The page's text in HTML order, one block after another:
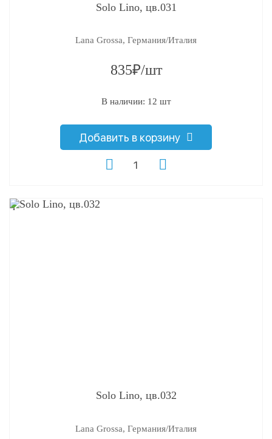
Solo Lino, цв.031
Lana Grossa, Германия/Италия
835₽/шт
В наличии: 12 шт
Добавить в корзину
q
Solo Lino, цв.032
Lana Grossa, Германия/Италия